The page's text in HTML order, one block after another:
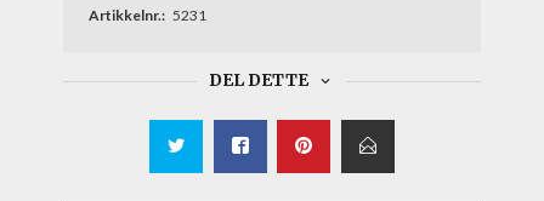
Artikkelnr.: 5231
DEL DETTE